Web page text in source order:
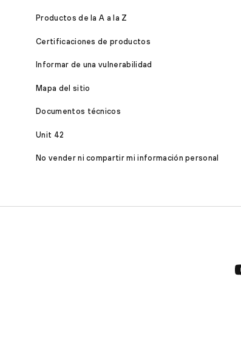
Productos de la A a la Z
Certificaciones de productos
Informar de una vulnerabilidad
Mapa del sitio
Documentos técnicos
Unit 42
No vender ni compartir mi información personal